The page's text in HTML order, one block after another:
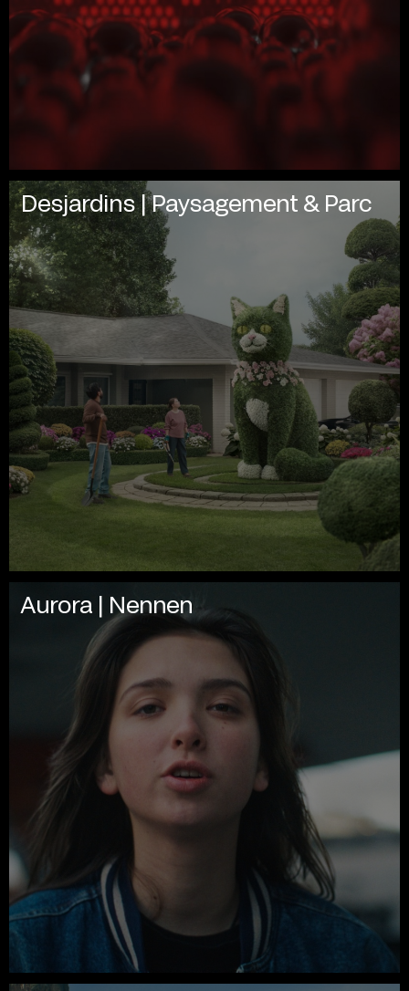
Desjardins | Paysagement & Parc
Aurora | Nennen